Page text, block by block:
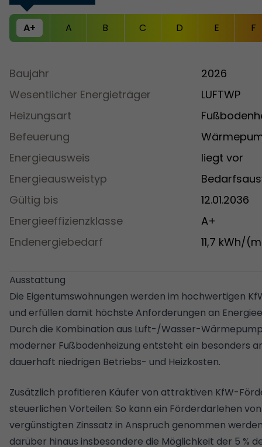
A+ A B C D E F
Baujahr
2026
Wesentlicher Energieträger
LUFTWP
Heizungsart
Befeuerung
Energieausweis
liegt vor
Energieausweistyp
Gültig bis
12.01.2036
Energieeffizienzklasse
A+
Endenergiebedarf
11,7 kWh/
Ausstattung
Die Eigentumswohnungen werden im hochwertigen
und erfüllen damit höchste Anforderungen an
Durch die Kombination aus Luft-/Wasser-
moderner Fußbodenheizung entsteht ein besonders
dauerhaft niedrigen Betriebs- und Heizkosten.
Zusätzlich profitieren Käufer von attraktiven KfW-
steuerlichen Vorteilen: So kann ein Förderdarlehen
vergünstigten Zinssatz in Anspruch genommen
darüber hinaus insbesondere die Möglichkeit der 5 %